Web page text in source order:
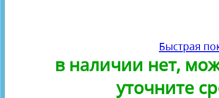
Быстрая
в наличии нет,
уточните